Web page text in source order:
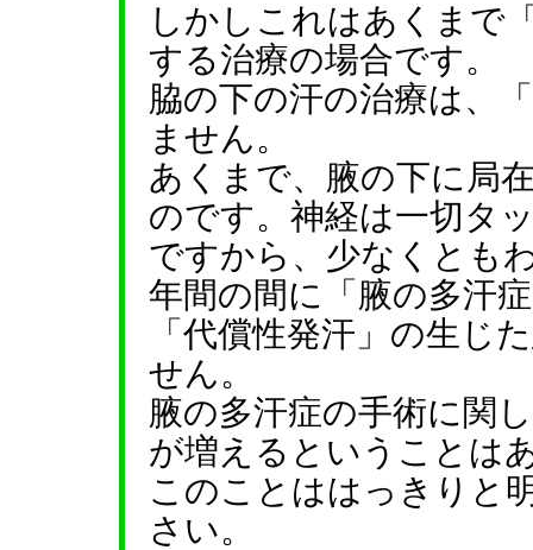
しかしこれはあくまで
する治療の場合です。
脇の下の汗の治療は、
ません。
あくまで、腋の下に局
のです。神経は一切タ
ですから、少なくとも
年間の間に「腋の多汗
「代償性発汗」の生じ
せん。
腋の多汗症の手術に関
が増えるということは
このことははっきりと
さい。